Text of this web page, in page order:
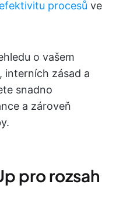
procesů ve
o vašem
interních zásad a
snadno
a zároveň
pro rozsah